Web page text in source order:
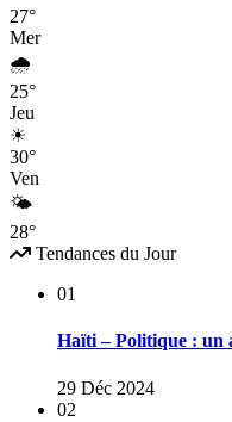
27°
Mer
🌧
25°
Jeu
☀
30°
Ven
🌤
28°
Tendances du Jour
01
Haïti – Politique : un
29 Déc 2024
02